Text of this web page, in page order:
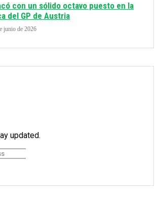
con un sólido octavo puesto en la
del GP de Austria
junio de 2026
updated.